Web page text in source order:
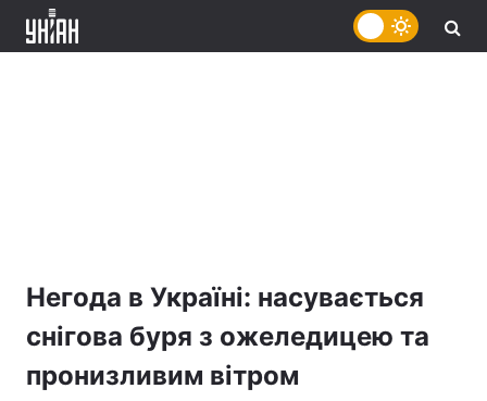
Негода в Україні: насувається
снігова буря з ожеледицею та
пронизливим вітром